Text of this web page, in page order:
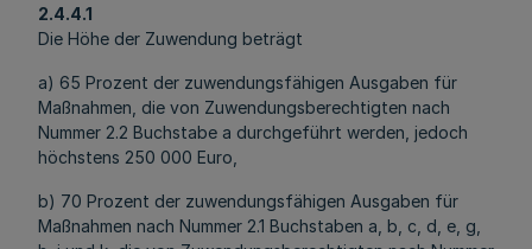
2.4.4.1
Die Höhe der Zuwendung beträgt
a) 65 Prozent der zuwendungsfähigen Ausgaben für
Maßnahmen, die von Zuwendungsberechtigten nach
Nummer 2.2 Buchstabe a durchgeführt werden, jedoch
höchstens 250 000 Euro,
b) 70 Prozent der zuwendungsfähigen Ausgaben für
Maßnahmen nach Nummer 2.1 Buchstaben a, b, c, d, e, g,